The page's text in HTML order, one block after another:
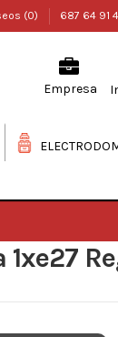
(0) 687 64 91
Empresa